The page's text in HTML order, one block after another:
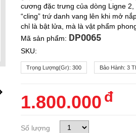
cương đặc trưng của dòng Ligne
“cling” trứ danh vang lên khi mở
chỉ là bật lửa, mà là vật phẩm
Mã sản phẩm: DP0065
SKU:
Trọng Lượng(gr):300 Bảo Hành:3
1.800.000 đ
Số lượng